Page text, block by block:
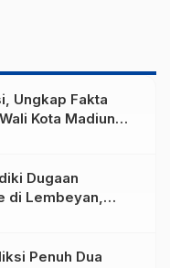
Ungkap Fakta
Kota Madiun
Dugaan
di Lembeyan,
Epidemiologi
Penuh Dua